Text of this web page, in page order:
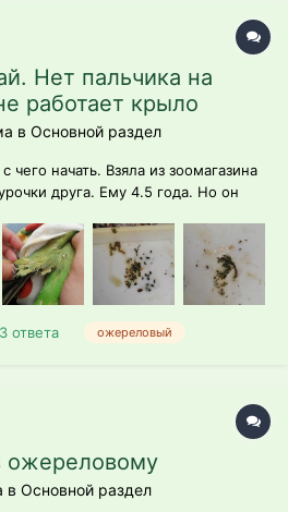
Нет пальчика на
работает крыло
в Основной раздел
чего начать. Взяла из зоомагазина
друга. Ему 4.5 года. Но он
но У него нет пальчика на
правое крыло. Оно слегка
3 ответа ожереловый
ожереловому
в Основной раздел